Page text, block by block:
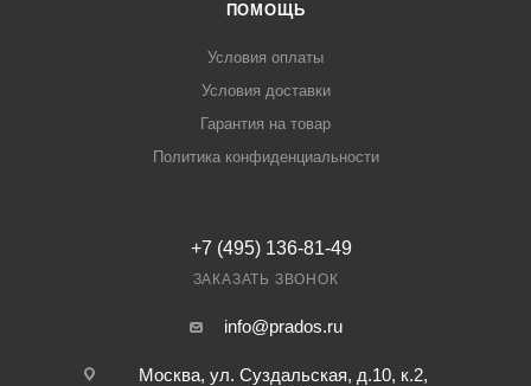
ПОМОЩЬ
Условия оплаты
Условия доставки
Гарантия на товар
Политика конфиденциальности
+7 (495) 136-81-49
ЗАКАЗАТЬ ЗВОНОК
info@prados.ru
Москва, ул. Суздальская, д.10, к.2,